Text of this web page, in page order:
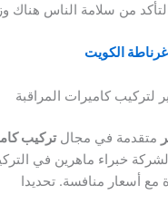
من سلامة الناس هناك
الكويت
لتركيب كاميرات المراقبة
متقدمة في مجالتركيب
خبراء ماهرين في
مع أسعار منافسة. تحديدا